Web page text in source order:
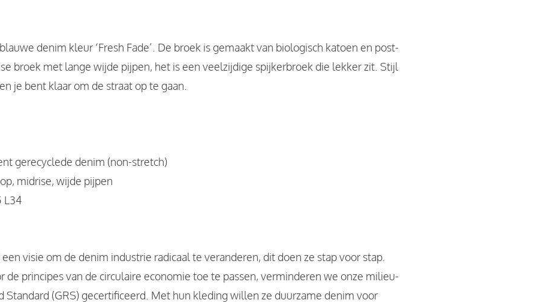
denim kleur ‘Fresh Fade’. De broek is gemaakt van biologisch katoen en post-
broek met lange wijde pijpen, het is een veelzijdige spijkerbroek die lekker zit. Stijl
je bent klaar om de straat op te gaan.
gerecyclede denim (non-stretch)
midrise, wijde pijpen
L34
visie om de denim industrie radicaal te veranderen, dit doen ze stap voor stap.
de principes van de circulaire economie toe te passen, verminderen we onze milieu-
Standard (GRS) gecertificeerd. Met hun kleding willen ze duurzame denim voor